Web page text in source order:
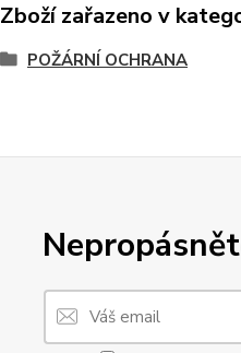
Zboží zařazeno v
POŽÁRNÍ OCHRANA